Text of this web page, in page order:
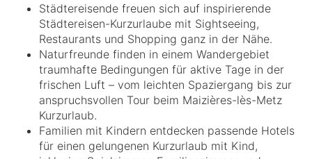
Städtereisende freuen sich auf inspirierende
Städtereisen-Kurzurlaube mit Sightseeing,
Restaurants und Shopping ganz in der Nähe.
Naturfreunde finden in einem Wandergebiet
traumhafte Bedingungen für aktive Tage in der
frischen Luft – vom leichten Spaziergang bis zur
anspruchsvollen Tour beim Maizières-lès-Metz
Kurzurlaub.
Familien mit Kindern entdecken passende Hotels
für einen gelungenen Kurzurlaub mit Kind,